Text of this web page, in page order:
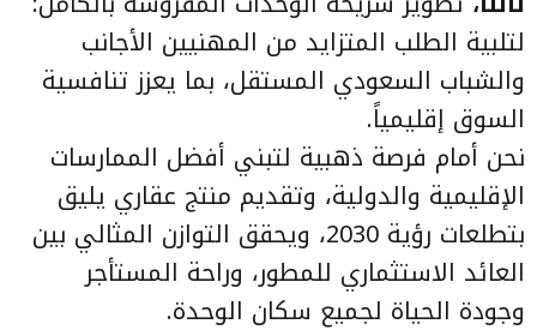
لتلبية الطلب المتزايد من المهنيين الأجانب
والشباب السعودي المستقل، بما يعزز تنافسية
السوق إقليمياً.
نحن أمام فرصة ذهبية لتبني أفضل الممارسات
الإقليمية والدولية، وتقديم منتج عقاري يليق
بتطلعات رؤية 2030، ويحقق التوازن المثالي بين
العائد الاستثماري للمطور، وراحة المستأجر
وجودة الحياة لجميع سكان الوحدة.